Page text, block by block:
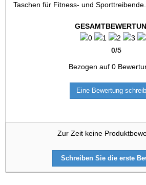
Taschen für Fitness- und Sporttreibende.
0/5
Bezogen auf 0
Eine Bewertung
Zur Zeit keine
Schreiben Sie die erste